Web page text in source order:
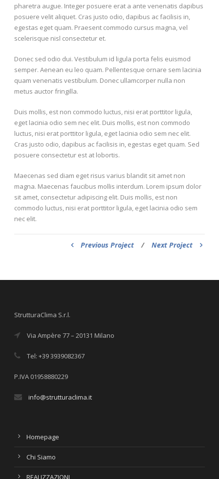
pharetra augue. Integer posuere erat a ante venenatis dapibus
posuere velit aliquet. Cras justo odio, dapibus ac facilisis in,
egestas eget quam. Praesent commodo cursus magna, vel
scelerisque nisl consectetur et.
Donec sed odio dui. Vestibulum id ligula porta felis euismod
semper. Aenean eu leo quam. Pellentesque ornare sem lacinia
quam venenatis vestibulum. Donec ullamcorper nulla non
metus auctor fringilla.
Duis mollis, est non commodo luctus, nisi erat porttitor ligula,
eget lacinia odio sem nec elit. Duis mollis, est non commodo
luctus, nisi erat porttitor ligula, eget lacinia odio sem nec elit.
Cras justo odio, dapibus ac facilisis in, egestas eget quam. Sed
posuere consectetur est at lobortis.
Maecenas sed diam eget risus varius blandit sit amet non
magna. Maecenas faucibus mollis interdum. Lorem ipsum dolor
sit amet, consectetur adipiscing elit. Duis mollis, est non
commodo luctus, nisi erat porttitor ligula, eget lacinia odio sem
nec elit.
Previous Project / Next Project
StrutturaClima S.r.l.
Via Ampère 77 – 20131 Milano
Tel: +39 3939082367
P.IVA 01958880229
info@strutturaclima.it
Homepage
Chi Siamo
REALIZZAZIONI